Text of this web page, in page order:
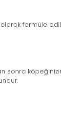
formüle
sonra